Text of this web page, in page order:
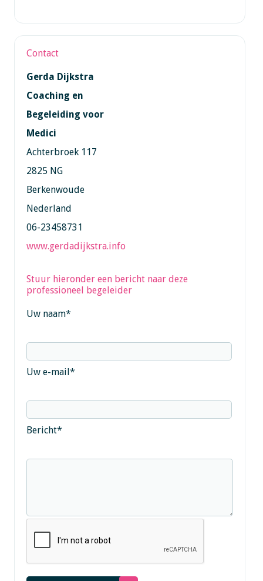
Contact
Gerda Dijkstra
Coaching en
Begeleiding voor
Medici
Achterbroek 117
2825 NG
Berkenwoude
Nederland
06-23458731
www.gerdadijkstra.info
Stuur hieronder een bericht naar deze
professioneel begeleider
Uw naam*
Uw e-mail*
Bericht*